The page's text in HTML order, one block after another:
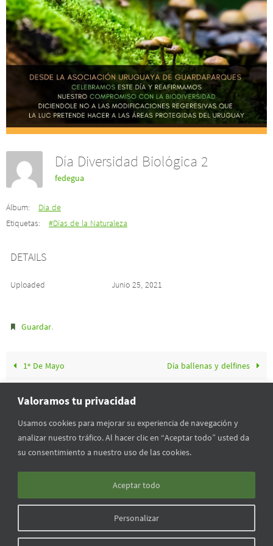
Valoramos tu privacidad
Usamos cookies para mejorar su experiencia de navegación y
analizar nuestro tráfico. Al hacer clic en “Aceptar todo” usted da
su consentimiento a nuestro uso de las cookies.
Personalizar
Aceptar todo
Día Diversidad Biológica 2
fedegua
Álbum:
Dia de
Etiquetas:
#Días de la Naturaleza
DETAILS
Uploaded Junio 25, 2021
Guardar.
1º De Mayo Día ballenas y delfines
INICIO FORMACIÓN QUIENES SOMOS VÍNCULOS
Todas las imágenes del sitio pertenecen a la Asociación Uruguaya de
Guardaparques